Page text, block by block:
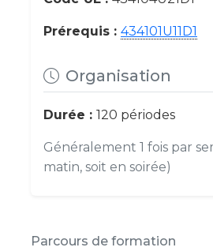
Prérequis : 434101U11D1
Organisation
Durée : 120 périodes
Généralement 1 fois par
matin, soit en soirée)
Parcours de formation